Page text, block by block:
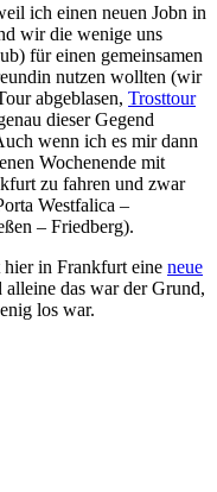
ich einen neuen Jobn in
wir die wenige uns
für einen gemeinsamen
nutzen wollten (wir
abgeblasen, Trosttour
dieser Gegend
wenn ich es mir dann
Wochenende mit
zu fahren und zwar
Westfalica –
– Friedberg).
in Frankfurt eine neue
alleine das war der Grund,
los war.